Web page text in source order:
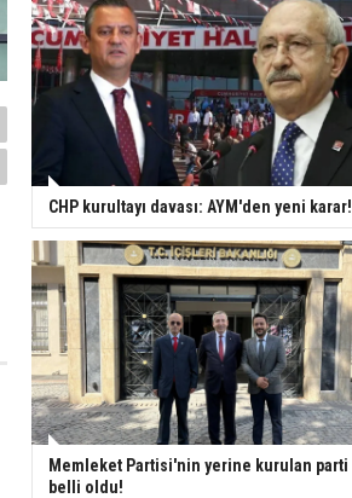
CHP kurultayı davası: AYM'den yeni karar!
Memleket Partisi'nin yerine kurulan parti
belli oldu!